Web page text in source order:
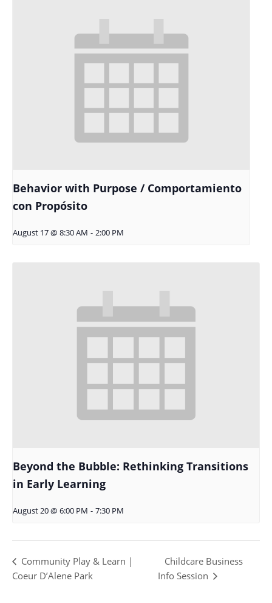
Behavior with Purpose / Comportamiento
con Propósito
August 17 @ 8:30 AM - 2:00 PM
Beyond the Bubble: Rethinking Transitions
in Early Learning
August 20 @ 6:00 PM - 7:30 PM
Community Play & Learn |
Coeur D’Alene Park
Childcare Business
Info Session